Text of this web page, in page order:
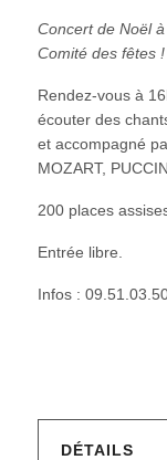
Concert de Noël
Comité des fêtes !
Rendez-vous à
écouter des
et accompagné
MOZART,
200 places
Entrée libre.
Infos :
DÉTAILS